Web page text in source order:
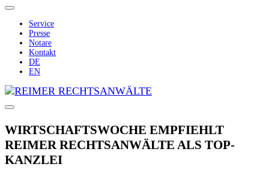
Service
Presse
Notare
Kontakt
DE
EN
WIRTSCHAFTSWOCHE EMPFIEHLT
REIMER RECHTSANWÄLTE ALS TOP-
KANZLEI